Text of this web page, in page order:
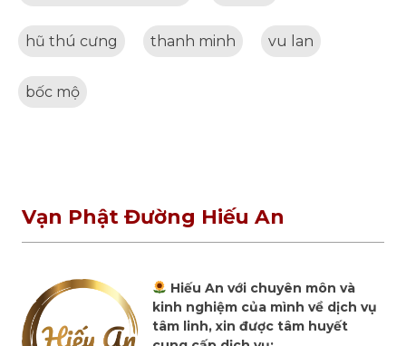
hũ thú cưng thanh minh vu lan
bốc mộ
Vạn Phật Đường Hiếu An
Hiếu An với chuyên môn và
kinh nghiệm của mình về dịch vụ
tâm linh, xin được tâm huyết